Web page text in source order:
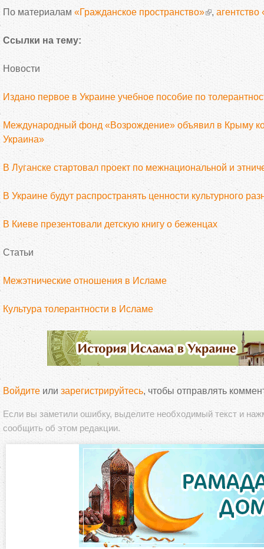
По материалам «Гражданское пространство» ,
Ссылки на тему:
Новости
Издано первое в Украине учебное пособие по
Международный фонд «Возрождение» объявил в Крыму
Украина»
В Луганске стартовал проект по межнациональной и
В Украине будут распространять ценности культурного
В Киеве презентовали детскую книгу о беженцах
Статьи
Межэтнические отношения в Исламе
Культура толерантности в Исламе
Войдите или зарегистрируйтесь, чтобы отправлять
Если вы заметили ошибку, выделите необходимый текст и
сообщить об этом редакции.